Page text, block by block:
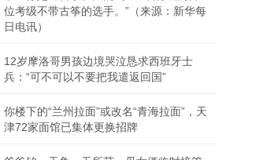
位考级不带古筝的选手。”（来源：新华每
日电讯）
12岁摩洛哥男孩边境哭泣恳求西班牙士
兵：“可不可以不要把我遣返回国”
你楼下的“兰州拉面”或改名“青海拉面”，天
津72家面馆已集体更换招牌